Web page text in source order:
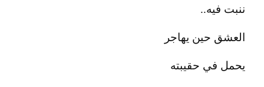
ننبت فيه..
العشق حين يهاجر
يحمل في حقيبته